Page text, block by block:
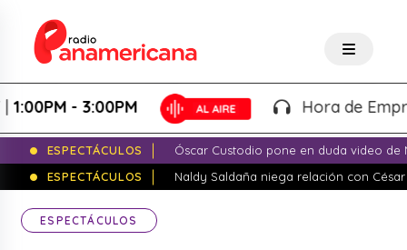
- 3:00PM Hora de
ESPECTÁCULOS
Óscar Custodio pone en duda video de
ESPECTÁCULOS
Naldy Saldaña niega relación con
ESPECTÁCULOS